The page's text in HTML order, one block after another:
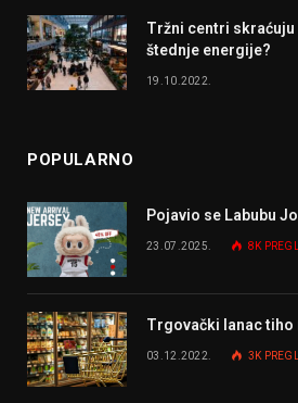
Tržni centri
štednje energije?
19.10.2022.
POPULARNO
Pojavio se Labubu
23.07.2025. 8K
Trgovački lanac tiho
03.12.2022. 3K